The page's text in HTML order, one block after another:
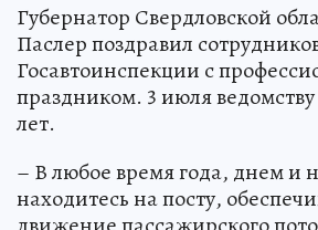
Губернатор Свердловской
Паслер поздравил
Госавтоинспекции с
праздником. 3 июля
лет.
– В любое время года, днем и
находитесь на посту,